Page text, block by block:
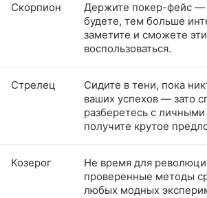
Скорпион
Держите покер-фейс —
будете, тем больше
заметите и сможете
воспользоваться.
Стрелец
Сидите в тени, пока
ваших успехов — зато
разберетесь с
получите крутое
Козерог
Не время для
проверенные методы
любых модных